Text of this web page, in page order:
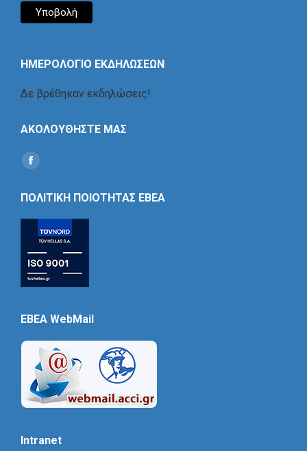
ΗΜΕΡΟΛΟΓΙΟ ΕΚΔΗΛΩΣΕΩΝ
Δε βρέθηκαν εκδηλώσεις!
ΑΚΟΛΟΥΘΗΣΤΕ ΜΑΣ
Find us on:
Social
ΠΟΛΙΤΙΚΗ ΠΟΙΟΤΗΤΑΣ ΕΒΕΑ
EBEA WebMail
Intranet